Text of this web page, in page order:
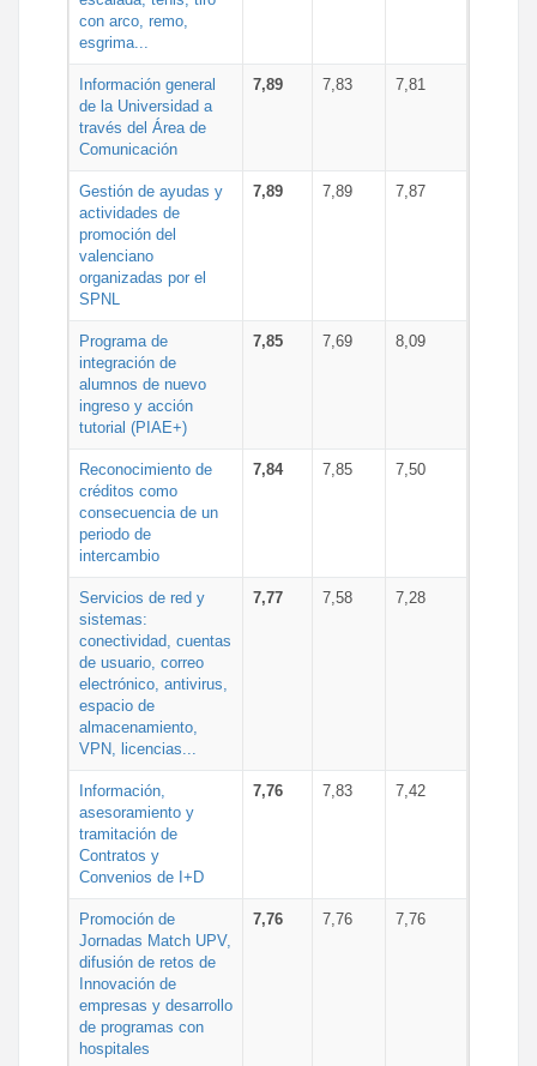
con arco, remo,
esgrima...
Información general
de la Universidad a
través del Área de
Comunicación
7,89 7,83 7,81
Gestión de ayudas y
actividades de
promoción del
valenciano
organizadas por el
SPNL
7,89 7,89 7,87
Programa de
integración de
alumnos de nuevo
ingreso y acción
tutorial (PIAE+)
7,85 7,69 8,09
Reconocimiento de
créditos como
consecuencia de un
periodo de
intercambio
7,84 7,85 7,50
Servicios de red y
sistemas:
conectividad, cuentas
de usuario, correo
electrónico, antivirus,
espacio de
almacenamiento,
VPN, licencias...
7,77 7,58 7,28
Información,
asesoramiento y
tramitación de
Contratos y
Convenios de I+D
7,76 7,83 7,42
Promoción de
Jornadas Match UPV,
difusión de retos de
Innovación de
empresas y desarrollo
de programas con
hospitales
7,76 7,76 7,76